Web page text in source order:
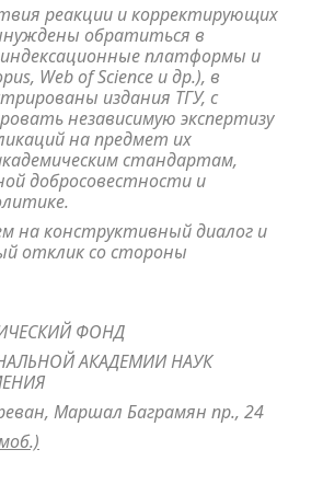
реакции и корректирующих
обратиться в
платформы и
Web of Science и др.), в
издания ТГУ, с
независимую экспертизу
на предмет их
стандартам,
добросовестности и
на конструктивный диалог и
отклик со стороны
ФОНД
АКАДЕМИИ НАУК
Маршал Баграмян пр., 24